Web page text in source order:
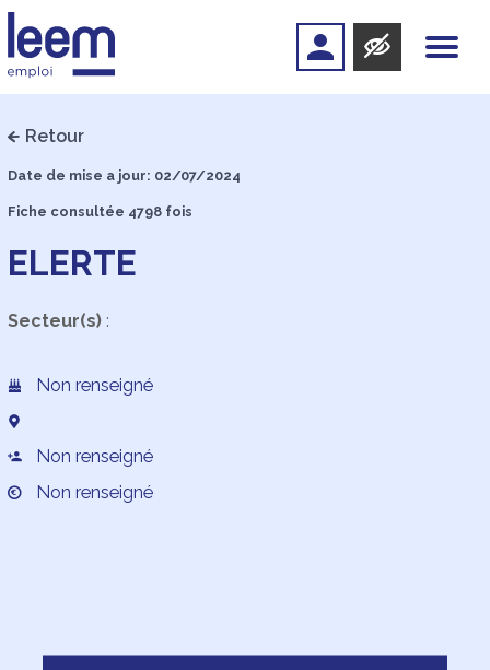
Retour
Date de mise a jour: 02/07/2024
Fiche consultée 4798 fois
ELERTE
Secteur(s):
Non renseigné
Non renseigné
Non renseigné